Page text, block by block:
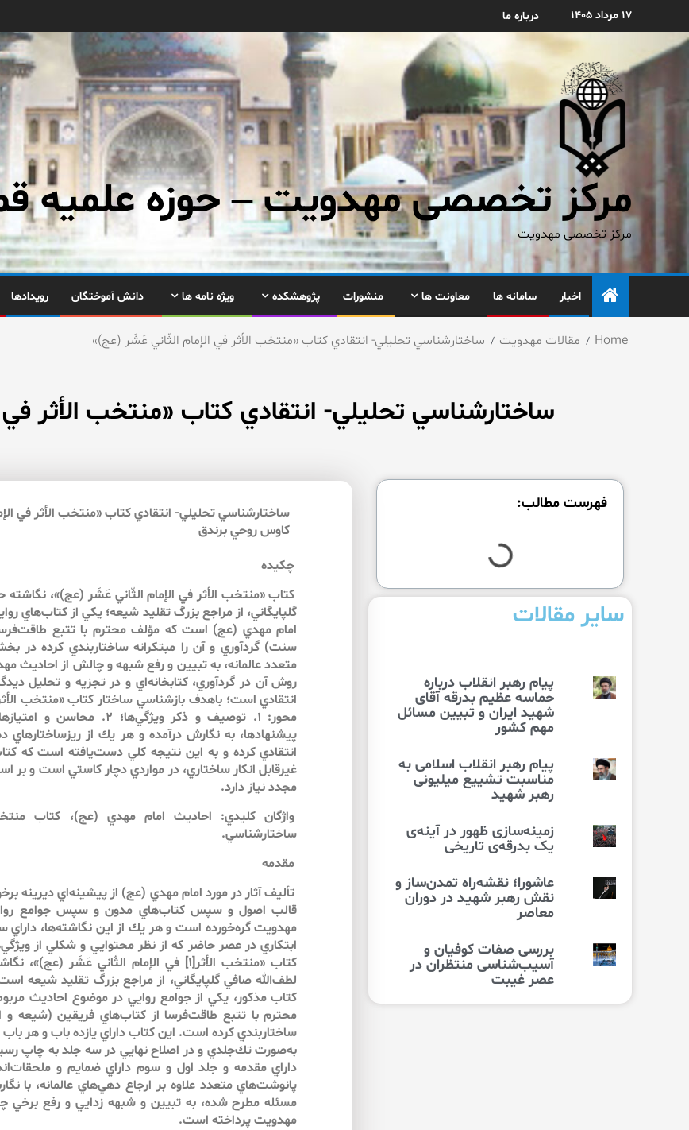
۱۷ مرداد ۱۴۰۵ درباره ما
مرکز تخصصی مهدویت – حوزه علمیه
مرکز تخصصی مهدویت
اخبار سامانه ها معاونت ها منشورات پژوهشکده ویژه نامه ها دانش آموختگان رویدادها
Home مقالات مهدویت ساختارشناسي تحليلي- انتقادي كتاب «منتخب الأثر في الإمام الثّاني عَشَر (عج)»
ساختارشناسي تحليلي- انتقادي كتاب «منتخب الأثر في
فهرست مطالب:
سایر مقالات
پیام رهبر انقلاب درباره
حماسه عظیم بدرقه آقای
شهید ایران و تبیین مسائل
مهم کشور
پیام رهبر انقلاب اسلامی به
مناسبت تشییع میلیونی
رهبر شهید
زمینه‌سازی ظهور در آینه‌ی
یک بدرقه‌ی تاریخی
عاشورا؛ نقشه‌راه تمدن‌ساز و
نقش رهبر شهید در دوران
معاصر
بررسی صفات کوفیان و
آسیب‌شناسی منتظران در
عصر غیبت
ساختارشناسي تحليلي- انتقادي كتاب «منتخب الأثر في
كاوس روحي برندق
چكيده
كتاب «منتخب الأثر في الإمام الثّاني عَشَر (عج)»،
گلپايگاني، از مراجع بزرگ تقليد شيعه؛ يكي از كتاب‌هاي
امام مهدي (عج) است كه مؤلف محترم با تتبع
سنت) گردآوري و آن را مبتكرانه ساختاربندي كرده در
متعدد عالمانه، به تبيين و رفع شبهه و چالش از احاديث
روش آن در گردآوري، كتابخانه‌اي و در تجزيه‌ و تحليل
انتقادي است؛ باهدف بازشناسي ساختار كتاب «منتخب
پيشنهادها، به نگارش درآمده و هر يك از ريزساختارهاي
انتقادي كرده و به اين نتيجه كلي دست‌يافته است كه
غيرقابل ‌انكار ساختاري، در مواردي دچار كاستي است و
مجدد نياز دارد.
واژگان كليدي: احاديث امام مهدي (عج)، كتاب منتخب
ساختارشناسي.
مقدمه
تأليف آثار در مورد امام مهدي (عج) از پيشينه‌اي ديرينه
قالب اصول و سپس كتاب‌هاي مدون و سپس جوامع
مهدويت گره‌خورده است و هر يك از اين نگاشته‌ها،
ابتكاري در عصر حاضر كه از نظر محتوايي و شكلي از
كتاب «منتخب الأثر[۱] في الإمام الثّاني
لطف‌الله صافي گلپايگاني، از مراجع بزرگ تقليد شيعه
كتاب مذكور، يكي از جوامع روايي در موضوع احاديث
محترم با تتبع طاقت‌فرسا از كتاب‌هاي فريقين (شيعه و
ساختاربندي كرده است. اين كتاب داراي يازده باب و هر
به‌صورت تك‌جلدي و در اصلاح نهايي در سه جلد به چاپ
داراي مقدمه و جلد اول و سوم داراي ضمايم و
پانوشت‌هاي متعدد علاوه بر ارجاع دهي‌‌هاي عالمانه، با
مسئله مطرح ‌شده، به تبيين و شبهه زدايي و رفع برخي
مهدويت پرداخته است.